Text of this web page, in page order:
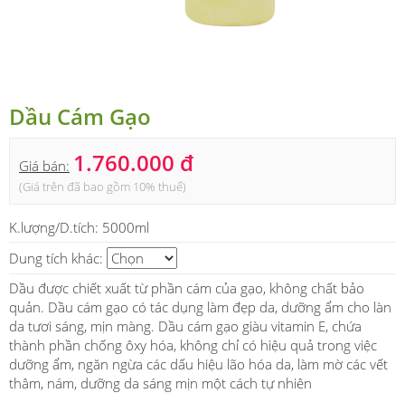
Dầu Cám Gạo
Giá bán: 1.760.000 đ
(Giá trên đã bao gồm 10% thuế)
K.lượng/D.tích: 5000ml
Dung tích khác:
Dầu được chiết xuất từ phần cám của gạo, không chất bảo
quản. Dầu cám gạo có tác dụng làm đẹp da, dưỡng ẩm cho làn
da tươi sáng, mịn màng. Dầu cám gạo giàu vitamin E, chứa
thành phần chống ôxy hóa, không chỉ có hiệu quả trong việc
dưỡng ẩm, ngăn ngừa các dấu hiệu lão hóa da, làm mờ các vết
thâm, nám, dưỡng da sáng mịn một cách tự nhiên